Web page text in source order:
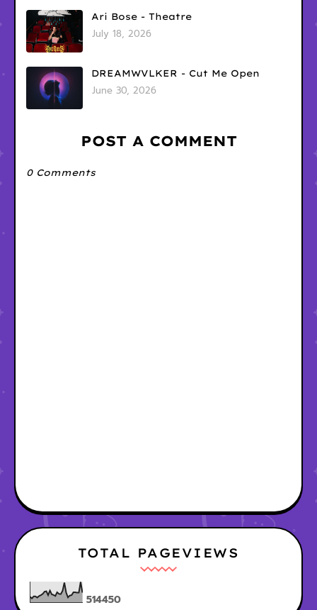
Ari Bose - Theatre
July 18, 2026
DREAMWVLKER - Cut Me Open
June 30, 2026
POST A COMMENT
0 Comments
TOTAL PAGEVIEWS
514450